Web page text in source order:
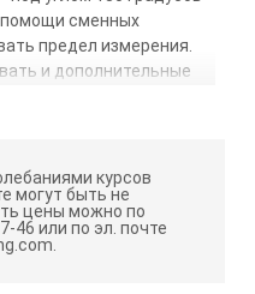
помощи сменных
предел измерения.
и дополнительные
линии и
вычисления
или, как их
какой-либо
этих устройств в
курсов
могут быть не
цены можно по
46 или по эл. почте